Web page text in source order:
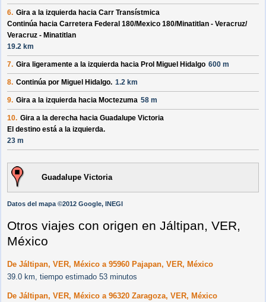
6. Gira a la izquierda hacia Carr Transístmica
Continúa hacia Carretera Federal 180/Mexico 180/Minatitlan - Veracruz/
Veracruz - Minatitlan
19.2 km
7. Gira ligeramente a la izquierda hacia Prol Miguel Hidalgo 600 m
8. Continúa por Miguel Hidalgo. 1.2 km
9. Gira a la izquierda hacia Moctezuma 58 m
10. Gira a la derecha hacia Guadalupe Victoria
El destino está a la izquierda.
23 m
Guadalupe Victoria
Datos del mapa ©2012 Google, INEGI
Otros viajes con origen en Jáltipan, VER,
México
De Jáltipan, VER, México a 95960 Pajapan, VER, México
39.0 km, tiempo estimado 53 minutos
De Jáltipan, VER, México a 96320 Zaragoza, VER, México